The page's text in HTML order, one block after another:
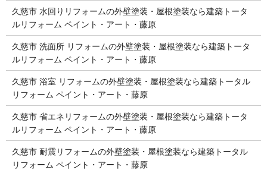
久慈市 水回りリフォームの外壁塗装・屋根塗装なら建築トータ
ルリフォーム ペイント・アート・藤原
久慈市 洗面所 リフォームの外壁塗装・屋根塗装なら建築トータ
ルリフォーム ペイント・アート・藤原
久慈市 浴室 リフォームの外壁塗装・屋根塗装なら建築トータル
リフォーム ペイント・アート・藤原
久慈市 省エネリフォームの外壁塗装・屋根塗装なら建築トータ
ルリフォーム ペイント・アート・藤原
久慈市 耐震リフォームの外壁塗装・屋根塗装なら建築トータル
リフォーム ペイント・アート・藤原